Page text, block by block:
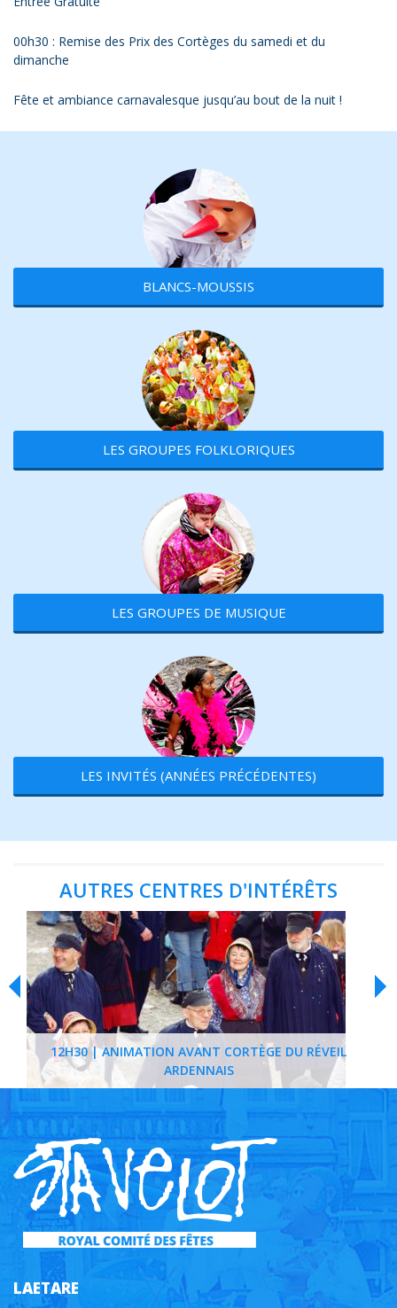
00h30 : Remise des Prix des Cortèges du samedi et du
dimanche
Fête et ambiance carnavalesque jusqu’au bout de la nuit !
BLANCS-MOUSSIS
LES GROUPES FOLKLORIQUES
LES GROUPES DE MUSIQUE
LES INVITÉS (ANNÉES PRÉCÉDENTES)
AUTRES CENTRES D'INTÉRÊTS
12H30 | ANIMATION AVANT CORTÈGE DU RÉVEIL
ARDENNAIS
LAETARE